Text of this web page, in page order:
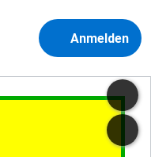
Anmelden